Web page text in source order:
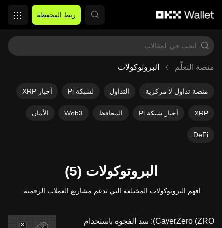
ربط المحفظة
منصة التعلُّم البروتوكولات
منصة تداول لا مركزية التداول لشبكة Pi أخبار XRP
XRP أخبار شبكة Pi المحافظ Web3 الأمان
DeFi
البروتوكولات (5)
افهم البروتوكولات المختلفة التي تدعم مشاريع العملات الرقمية.
CayerZero (ZRO): سد الفجوة باستخدام